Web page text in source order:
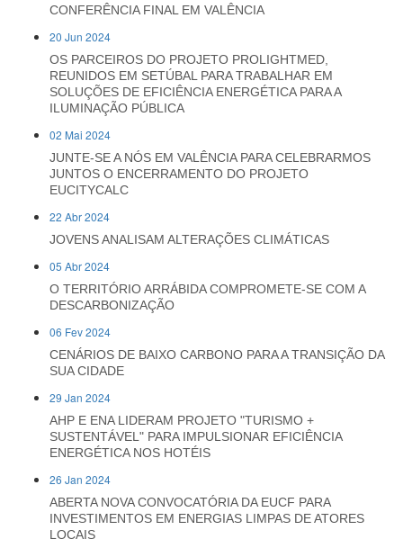
CONFERÊNCIA FINAL EM VALÊNCIA
20 Jun 2024
OS PARCEIROS DO PROJETO PROLIGHTMED,
REUNIDOS EM SETÚBAL PARA TRABALHAR EM
SOLUÇÕES DE EFICIÊNCIA ENERGÉTICA PARA A
ILUMINAÇÃO PÚBLICA
02 Mai 2024
JUNTE-SE A NÓS EM VALÊNCIA PARA CELEBRARMOS
JUNTOS O ENCERRAMENTO DO PROJETO
EUCITYCALC
22 Abr 2024
JOVENS ANALISAM ALTERAÇÕES CLIMÁTICAS
05 Abr 2024
O TERRITÓRIO ARRÁBIDA COMPROMETE-SE COM A
DESCARBONIZAÇÃO
06 Fev 2024
CENÁRIOS DE BAIXO CARBONO PARA A TRANSIÇÃO DA
SUA CIDADE
29 Jan 2024
AHP E ENA LIDERAM PROJETO "TURISMO +
SUSTENTÁVEL" PARA IMPULSIONAR EFICIÊNCIA
ENERGÉTICA NOS HOTÉIS
26 Jan 2024
ABERTA NOVA CONVOCATÓRIA DA EUCF PARA
INVESTIMENTOS EM ENERGIAS LIMPAS DE ATORES
LOCAIS